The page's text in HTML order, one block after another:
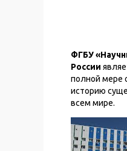
ФГБУ
России
полной мере
историю
всем мире.